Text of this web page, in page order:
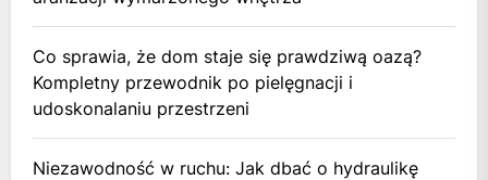
Co sprawia, że dom staje się prawdziwą oazą?
Kompletny przewodnik po pielęgnacji i
udoskonalaniu przestrzeni
Niezawodność w ruchu: Jak dbać o hydraulikę